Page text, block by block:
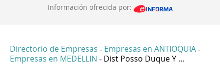
Información ofrecida por:
Directorio de Empresas - Empresas en ANTIOQUIA -
Empresas en MEDELLIN - Dist Posso Duque Y ...